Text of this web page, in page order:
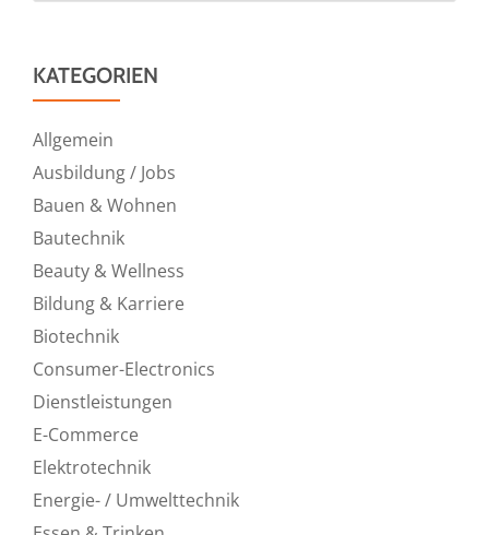
KATEGORIEN
Allgemein
Ausbildung / Jobs
Bauen & Wohnen
Bautechnik
Beauty & Wellness
Bildung & Karriere
Biotechnik
Consumer-Electronics
Dienstleistungen
E-Commerce
Elektrotechnik
Energie- / Umwelttechnik